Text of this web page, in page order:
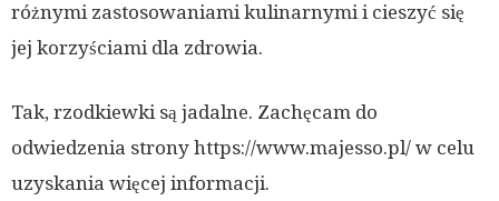
różnymi zastosowaniami kulinarnymi i cieszyć się
jej korzyściami dla zdrowia.
Tak, rzodkiewki są jadalne. Zachęcam do
odwiedzenia strony https://www.majesso.pl/ w celu
uzyskania więcej informacji.